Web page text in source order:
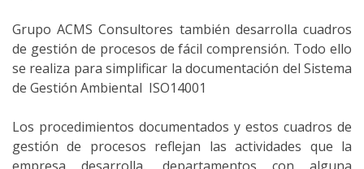
Grupo ACMS Consultores también desarrolla cuadros
de gestión de procesos de fácil comprensión. Todo ello
se realiza para simplificar la documentación del Sistema
de Gestión Ambiental ISO14001
Los procedimientos documentados y estos cuadros de
gestión de procesos reflejan las actividades que la